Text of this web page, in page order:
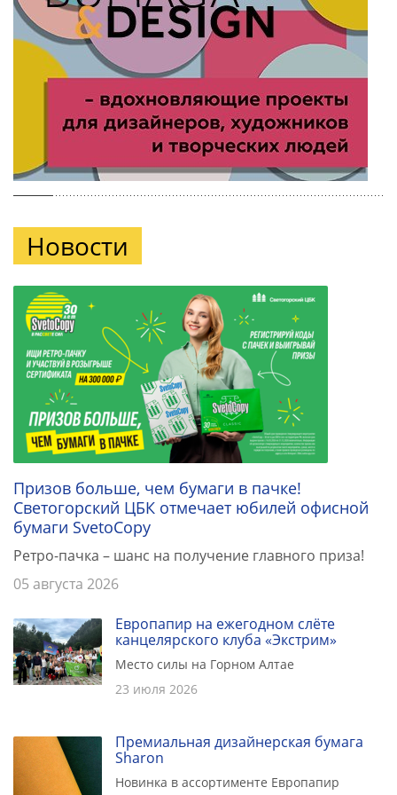
Новости
Призов больше, чем бумаги в пачке!
Светогорский ЦБК отмечает юбилей офисной
бумаги SvetoCopy
Ретро-пачка – шанс на получение главного приза!
05 августа 2026
Европапир на ежегодном слёте
канцелярского клуба «Экстрим»
Место силы на Горном Алтае
23 июля 2026
Премиальная дизайнерская бумага
Sharon
Новинка в ассортименте Европапир